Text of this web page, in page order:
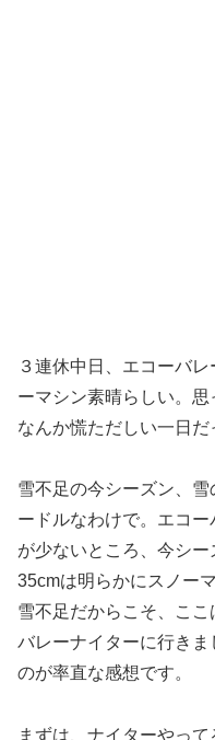
３連休中日、エコーバ
ーマシン素晴らしい。思
なんか慌ただしい一日だ
雪不足の今シーズン、
ードルなわけで。エコ
が少ないところ、今シ
35cmは明らかにスノー
雪不足だからこそ、こ
バレーナイターに行き
のが率直な感想です。
まずは、ナイターやっ